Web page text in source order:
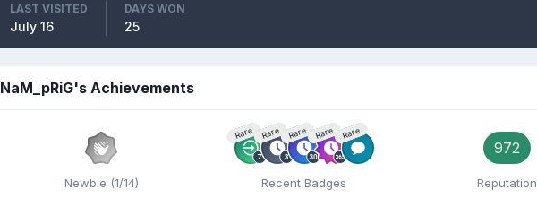
LAST VISITED
July 16
DAYS WON
25
NaM_pRiG's Achievements
Newbie (1/14)
Rare Rare Rare Rare Rare
Recent Badges
972
Reputation